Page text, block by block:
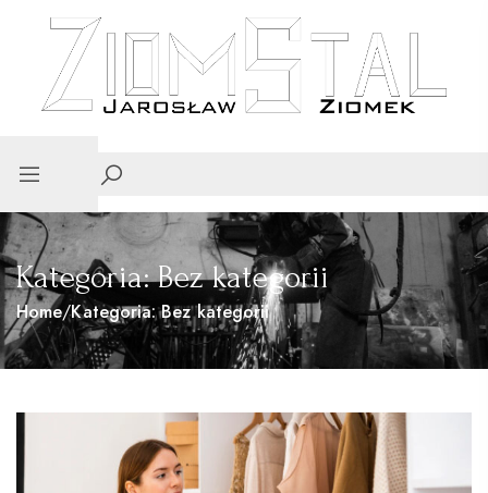
Kategoria:Bez kategorii
Home/Kategoria:Bez kategorii